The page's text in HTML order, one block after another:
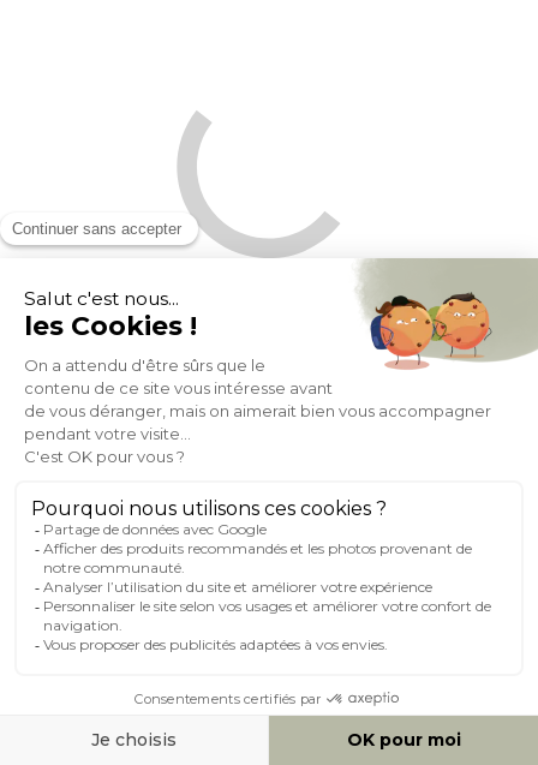
Suspension cylindrique en tissu effet laine bouclée blanc et
rabane naturelle D50 cm TRAVES
Expedié en 24h/72h
149,99